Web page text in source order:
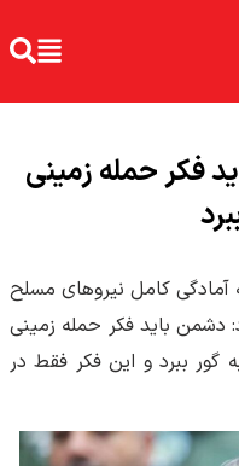
فکر حمله زمینی
آمادگی کامل نیروهای مسلح
دشمن باید فکر حمله زمینی
گور ببرد و این فکر فقط در